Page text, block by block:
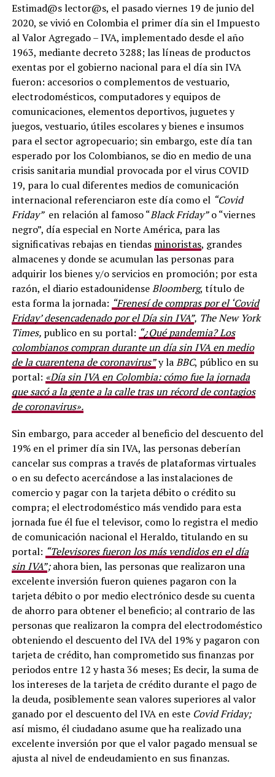
Estimad@s lector@s, el pasado viernes 19 de junio del
2020, se vivió en Colombia el primer día sin el Impuesto
al Valor Agregado – IVA, implementado desde el año
1963, mediante decreto 3288; las líneas de productos
exentas por el gobierno nacional para el día sin IVA
fueron: accesorios o complementos de vestuario,
electrodomésticos, computadores y equipos de
comunicaciones, elementos deportivos, juguetes y
juegos, vestuario, útiles escolares y bienes e insumos
para el sector agropecuario; sin embargo, este día tan
esperado por los Colombianos, se dio en medio de una
crisis sanitaria mundial provocada por el virus COVID
19, para lo cual diferentes medios de comunicación
internacional referenciaron este día como el “Covid
Friday” en relación al famoso “Black Friday”o “viernes
negro”, día especial en Norte América, para las
significativas rebajas en tiendas minoristas, grandes
almacenes y donde se acumulan las personas para
adquirir los bienes y/o servicios en promoción; por esta
razón, el diario estadounidenseBloomberg, título de
esta forma la jornada: “Frenesí de compras por el ‘Covid
Friday’ desencadenado por el Día sin IVA”, The New York
Times, publico en su portal: “¿Qué pandemia? Los
colombianos compran durante un día sin IVA en medio
de la cuarentena de coronavirus”y laBBC, público en su
portal: «Día sin IVA en Colombia: cómo fue la jornada
que sacó a la gente a la calle tras un récord de contagios
de coronavirus».
Sin embargo, para acceder al beneficio del descuento del
19% en el primer día sin IVA, las personas deberían
cancelar sus compras a través de plataformas virtuales
o en su defecto acercándose a las instalaciones de
comercio y pagar con la tarjeta débito o crédito su
compra; el electrodoméstico más vendido para esta
jornada fue él fue el televisor, como lo registra el medio
de comunicación nacional el Heraldo, titulando en su
portal: “Televisores fueron los más vendidos en el día
sin IVA”;ahora bien, las personas que realizaron una
excelente inversión fueron quienes pagaron con la
tarjeta débito o por medio electrónico desde su cuenta
de ahorro para obtener el beneficio; al contrario de las
personas que realizaron la compra del electrodoméstico
obteniendo el descuento del IVA del 19% y pagaron con
tarjeta de crédito, han comprometido sus finanzas por
periodos entre 12 y hasta 36 meses; Es decir, la suma de
los intereses de la tarjeta de crédito durante el pago de
la deuda, posiblemente sean valores superiores al valor
ganado por el descuento del IVA en este Covid Friday;
así mismo, él ciudadano asume que ha realizado una
excelente inversión por que el valor pagado mensual se
ajusta al nivel de endeudamiento en sus finanzas.